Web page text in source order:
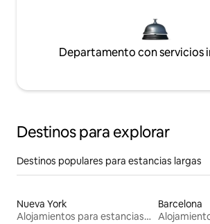
Departamento con servicios
Destinos para explorar
Destinos populares para estancias largas
Nueva York
Alojamientos para estancias largas
Barcelona